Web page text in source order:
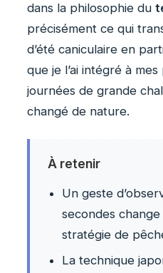
dans la philosophie du
précisément ce qui
d’été caniculaire en
que je l’ai intégré à
journées de grande
changé de nature.
À retenir
Un geste
secondes
stratégie de
La technique